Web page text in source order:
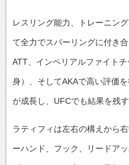
レスリング能力、トレーニン
て全力でスパーリングに付き
ATT、インペリアルファイト
身）、そしてAKAで高い評価
が成長し、UFCでも結果を残す
ラティフィは左右の構えから
ーハンド、フック、リードア